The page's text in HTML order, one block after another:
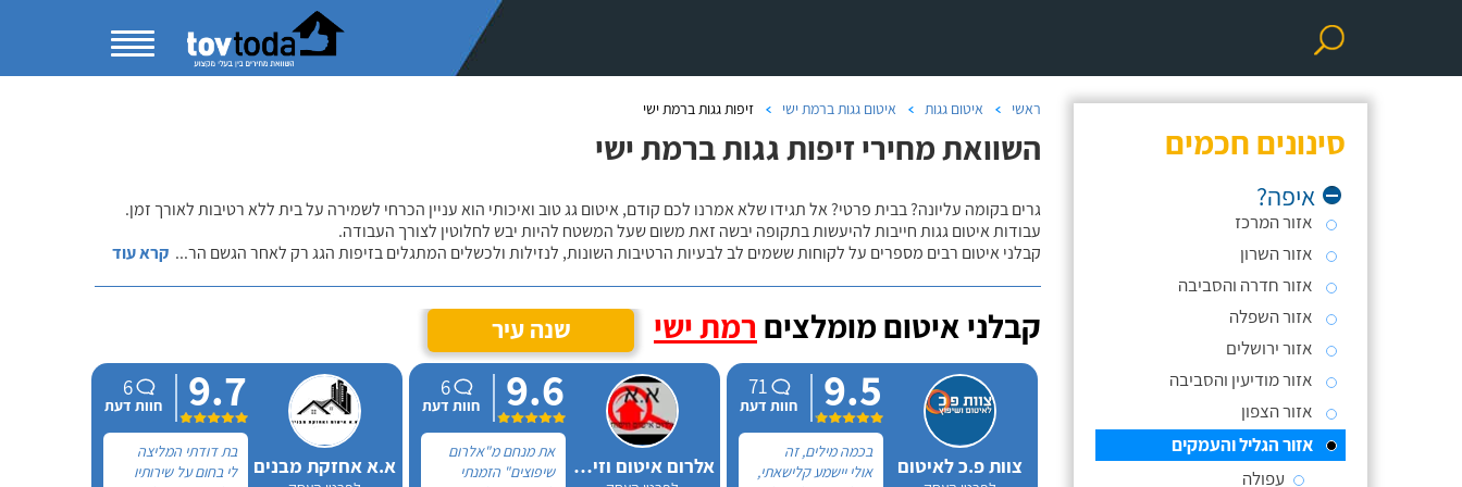
סינונים חכמים
איפה?
אזור המרכז
אזור השרון
אזור חדרה והסביבה
אזור השפלה
אזור ירושלים
אזור מודיעין והסביבה
אזור הצפון
אזור הגליל והעמקים
עפולה
ראשי איטום גגות איטום גגות ברמת ישי זיפות גגות ברמת ישי
השוואת מחירי זיפות גגות ברמת ישי
גרים בקומה עליונה? בבית פרטי? אל תגידו שלא אמרנו לכם קודם, איטום גג טוב ואיכותי הוא עניין הכרחי לשמירה על בית ללא רטיבות לאורך זמן.
עבודות איטום גגות חייבות להיעשות בתקופה יבשה זאת משום שעל המשטח להיות יבש לחלוטין לצורך העבודה.
קבלני איטום רבים מספרים על לקוחות ששמים לב לבעיות הרטיבות השונות, לנזילות ולכשלים המתגלים בזיפות הגג רק לאחר הגשם הר... קרא עוד
קבלני איטום מומלצים רמת ישי שנה עיר
צוות פ.כ לאיטום
9.5
71
חוות דעת
בכמה מילים, זה
אולי יישמע קלישאתי,
אלרום איטום וזיפות
9.6
6
חוות דעת
את מנחם מ"אלרום
שיפוצים" הזמנתי
א.א אחזקת מבנים
9.7
6
חוות דעת
בת דודתי המליצה
לי בחום על שירותיו